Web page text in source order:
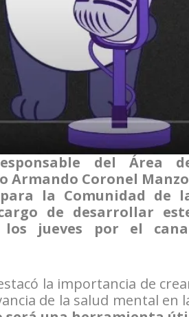
del Área
Armando Coronel
la Comunidad de
de desarrollar
jueves por el
la importancia de
de la salud mental en